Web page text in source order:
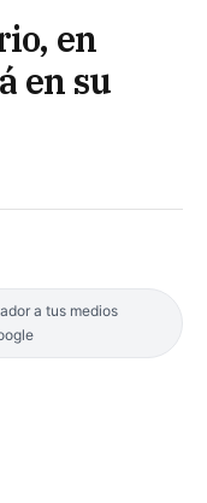
en
en su
a tus medios